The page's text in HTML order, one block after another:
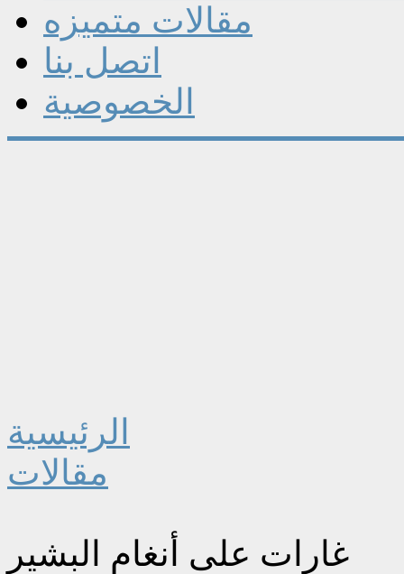
مقالات متميزه
اتصل بنا
الخصوصية
الرئيسية
مقالات
غارات على أنغام البشير